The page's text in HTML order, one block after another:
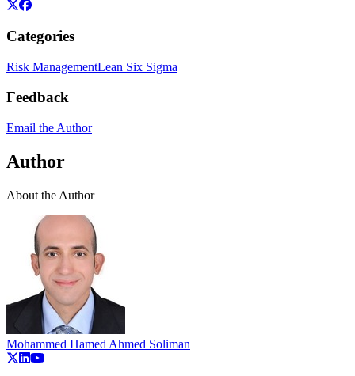
Categories
Risk ManagementLean Six Sigma
Feedback
Email the Author
Author
About the Author
Mohammed Hamed Ahmed Soliman